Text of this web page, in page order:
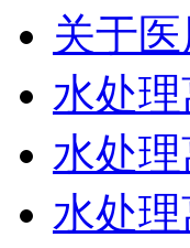
关于
水处
水处
水处